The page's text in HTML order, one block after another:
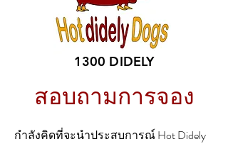
1300 DIDELY
สอบถามการจอง
กำลังคิดที่จะนำประสบการณ์ Hot Didely